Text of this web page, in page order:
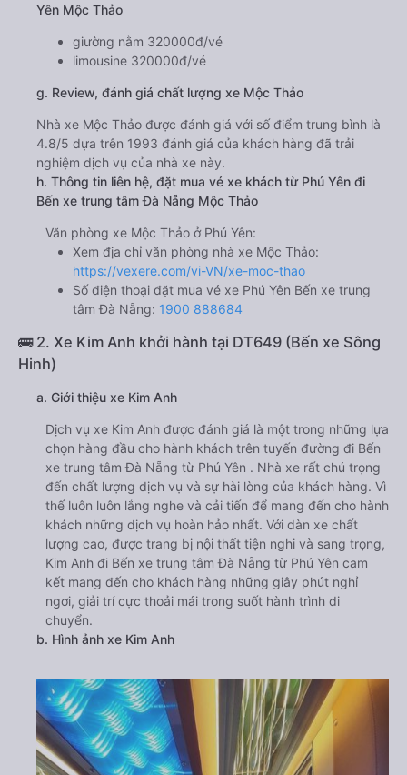
Yên Mộc Thảo
giường nằm 320000đ/vé
limousine 320000đ/vé
g. Review, đánh giá chất lượng xe Mộc Thảo
Nhà xe Mộc Thảo được đánh giá với số điểm trung bình là
4.8/5 dựa trên 1993 đánh giá của khách hàng đã trải
nghiệm dịch vụ của nhà xe này.
h. Thông tin liên hệ, đặt mua vé xe khách từ Phú Yên đi
Bến xe trung tâm Đà Nẵng Mộc Thảo
Văn phòng xe Mộc Thảo ở Phú Yên:
Xem địa chỉ văn phòng nhà xe Mộc Thảo:
https://vexere.com/vi-VN/xe-moc-thao
Số điện thoại đặt mua vé xe Phú Yên Bến xe trung
tâm Đà Nẵng: 1900 888684
🚌 2. Xe Kim Anh khởi hành tại DT649 (Bến xe Sông
Hinh)
a. Giới thiệu xe Kim Anh
Dịch vụ xe Kim Anh được đánh giá là một trong những lựa
chọn hàng đầu cho hành khách trên tuyến đường đi Bến
xe trung tâm Đà Nẵng từ Phú Yên . Nhà xe rất chú trọng
đến chất lượng dịch vụ và sự hài lòng của khách hàng. Vì
thế luôn luôn lắng nghe và cải tiến để mang đến cho hành
khách những dịch vụ hoàn hảo nhất. Với dàn xe chất
lượng cao, được trang bị nội thất tiện nghi và sang trọng,
Kim Anh đi Bến xe trung tâm Đà Nẵng từ Phú Yên cam
kết mang đến cho khách hàng những giây phút nghỉ
ngơi, giải trí cực thoải mái trong suốt hành trình di
chuyển.
b. Hình ảnh xe Kim Anh